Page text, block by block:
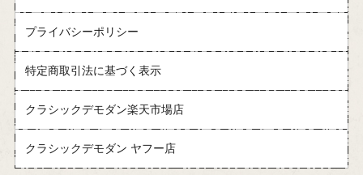
プライバシーポリシー
特定商取引法に基づく表示
クラシックデモダン楽天市場店
クラシックデモダン ヤフー店